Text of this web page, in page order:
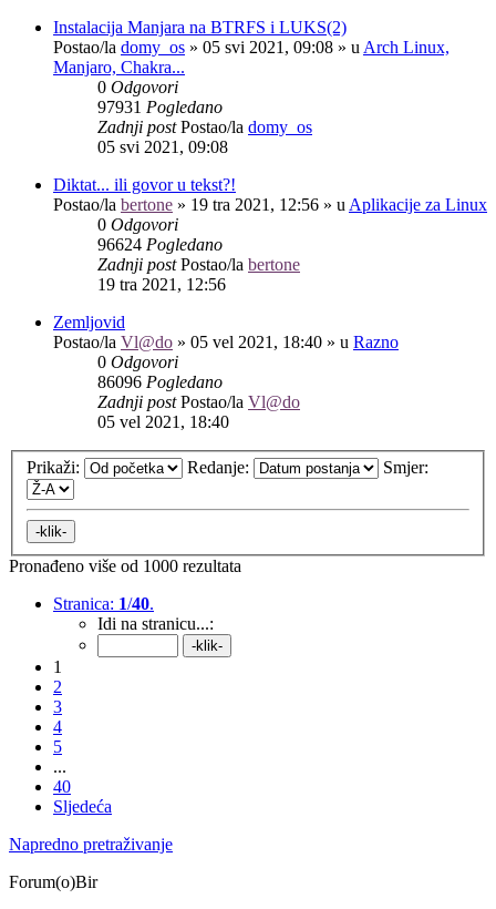
Instalacija Manjara na BTRFS i LUKS(2)
Postao/la domy_os » 05 svi 2021, 09:08 » u Arch Linux,
Manjaro, Chakra...
0 Odgovori
97931 Pogledano
Zadnji postPostao/la domy_os
05 svi 2021, 09:08
Diktat... ili govor u tekst?!
Postao/la bertone » 19 tra 2021, 12:56 » u Aplikacije za Linux
0 Odgovori
96624 Pogledano
Zadnji postPostao/la bertone
19 tra 2021, 12:56
Zemljovid
Postao/la Vl@do » 05 vel 2021, 18:40 » u Razno
0 Odgovori
86096 Pogledano
Zadnji postPostao/la Vl@do
05 vel 2021, 18:40
Prikaži: Redanje: Smjer:
Pronađeno više od 1000 rezultata
Stranica: 1/40.
Idi na stranicu...:
1
2
3
4
5
...
40
Sljedeća
Napredno pretraživanje
Forum(o)Bir